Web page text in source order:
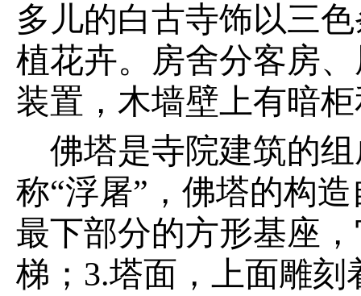
多儿的白古寺饰以三
植花卉。房舍分客房
装置，木墙壁上有暗
佛塔是寺院建筑的
称“浮屠”，佛塔的构
最下部分的方形基座
梯；3.塔面，上面雕